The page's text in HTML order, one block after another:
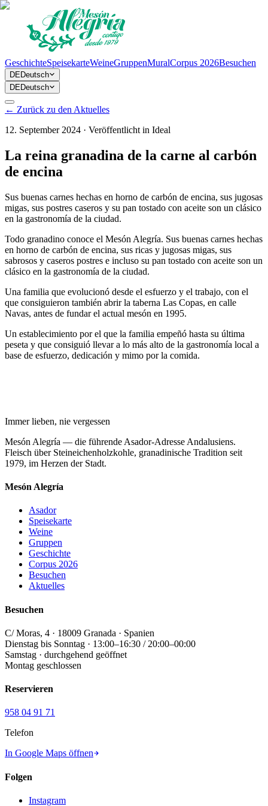
GeschichteSpeisekarteWeineGruppenMuralCorpus 2026Besuchen
DEDeutsch
DEDeutsch
← Zurück zu den Aktuelles
12. September 2024 · Veröffentlicht in Ideal
La reina granadina de la carne al carbón
de encina
Sus buenas carnes hechas en horno de carbón de encina, sus jugosas
migas, sus postres caseros y su pan tostado con aceite son un clásico
en la gastronomía de la ciudad.
Todo granadino conoce el Mesón Alegría. Sus buenas carnes hechas
en horno de carbón de encina, sus ricas y jugosas migas, sus
sabrosos y caseros postres e incluso su pan tostado con aceite son un
clásico en la gastronomía de la ciudad.
Una familia que evolucionó desde el esfuerzo y el trabajo, con el
que consiguieron también abrir la taberna Las Copas, en calle
Navas, antes de fundar el actual mesón en 1995.
Un establecimiento por el que la familia empeñó hasta su última
peseta y que consiguió llevar a lo más alto de la gastronomía local a
base de esfuerzo, dedicación y mimo por la comida.
Immer lieben, nie vergessen
Mesón Alegría — die führende Asador-Adresse Andalusiens.
Fleisch über Steineichenholzkohle, granadinische Tradition seit
1979, im Herzen der Stadt.
Mesón Alegría
Asador
Speisekarte
Weine
Gruppen
Geschichte
Corpus 2026
Besuchen
Aktuelles
Besuchen
C/ Moras, 4 · 18009 Granada · Spanien
Dienstag bis Sonntag · 13:00–16:30 / 20:00–00:00
Samstag · durchgehend geöffnet
Montag geschlossen
Reservieren
958 04 91 71
Telefon
In Google Maps öffnen
Folgen
Instagram